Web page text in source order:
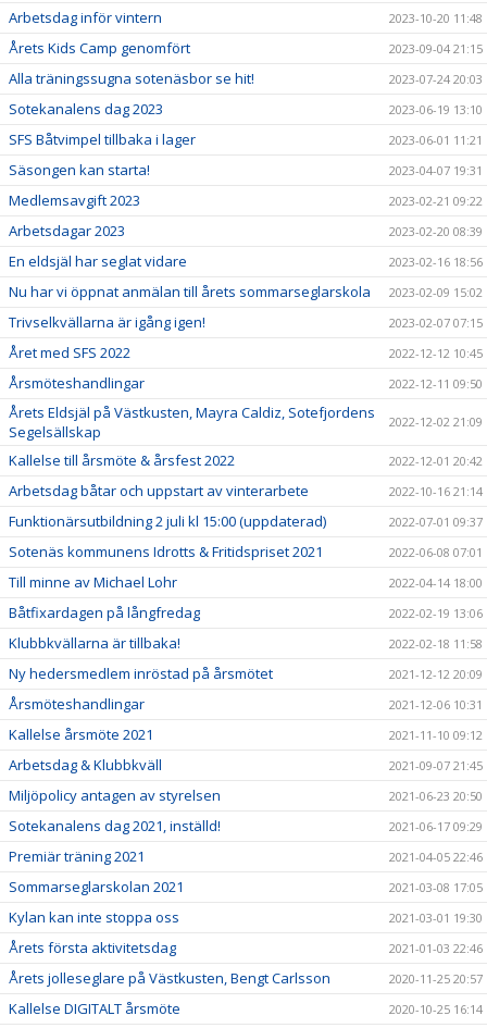
Arbetsdag inför vintern 2023-10-20 11:48
Årets Kids Camp genomfört 2023-09-04 21:15
Alla träningssugna sotenäsbor se hit! 2023-07-24 20:03
Sotekanalens dag 2023 2023-06-19 13:10
SFS Båtvimpel tillbaka i lager 2023-06-01 11:21
Säsongen kan starta! 2023-04-07 19:31
Medlemsavgift 2023 2023-02-21 09:22
Arbetsdagar 2023 2023-02-20 08:39
En eldsjäl har seglat vidare 2023-02-16 18:56
Nu har vi öppnat anmälan till årets sommarseglarskola 2023-02-09 15:02
Trivselkvällarna är igång igen! 2023-02-07 07:15
Året med SFS 2022 2022-12-12 10:45
Årsmöteshandlingar 2022-12-11 09:50
Årets Eldsjäl på Västkusten, Mayra Caldiz, Sotefjordens
Segelsällskap
2022-12-02 21:09
Kallelse till årsmöte & årsfest 2022 2022-12-01 20:42
Arbetsdag båtar och uppstart av vinterarbete 2022-10-16 21:14
Funktionärsutbildning 2 juli kl 15:00 (uppdaterad) 2022-07-01 09:37
Sotenäs kommunens Idrotts & Fritidspriset 2021 2022-06-08 07:01
Till minne av Michael Lohr 2022-04-14 18:00
Båtfixardagen på långfredag 2022-02-19 13:06
Klubbkvällarna är tillbaka! 2022-02-18 11:58
Ny hedersmedlem inröstad på årsmötet 2021-12-12 20:09
Årsmöteshandlingar 2021-12-06 10:31
Kallelse årsmöte 2021 2021-11-10 09:12
Arbetsdag & Klubbkväll 2021-09-07 21:45
Miljöpolicy antagen av styrelsen 2021-06-23 20:50
Sotekanalens dag 2021, inställd! 2021-06-17 09:29
Premiär träning 2021 2021-04-05 22:46
Sommarseglarskolan 2021 2021-03-08 17:05
Kylan kan inte stoppa oss 2021-03-01 19:30
Årets första aktivitetsdag 2021-01-03 22:46
Årets jolleseglare på Västkusten, Bengt Carlsson 2020-11-25 20:57
Kallelse DIGITALT årsmöte 2020-10-25 16:14